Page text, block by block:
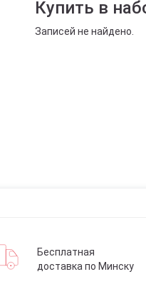
Купить в
Записей не найдено.
Бесплатная
доставка по Минску